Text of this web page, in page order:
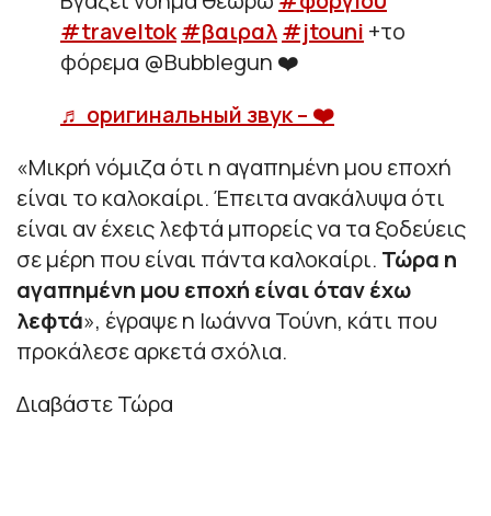
#traveltok#βαιραλ#jtouni +το
φόρεμα @Bubblegun ❤️
♬ оригинальный звук – ❤️‍
«Μικρή νόμιζα ότι η αγαπημένη μου εποχή
είναι το καλοκαίρι. Έπειτα ανακάλυψα ότι
είναι αν έχεις λεφτά μπορείς να τα ξοδεύεις
σε μέρη που είναι πάντα καλοκαίρι. Τώρα η
αγαπημένη μου εποχή είναι όταν έχω
λεφτά», έγραψε η Ιωάννα Τούνη, κάτι που
προκάλεσε αρκετά σχόλια.
Διαβάστε Τώρα